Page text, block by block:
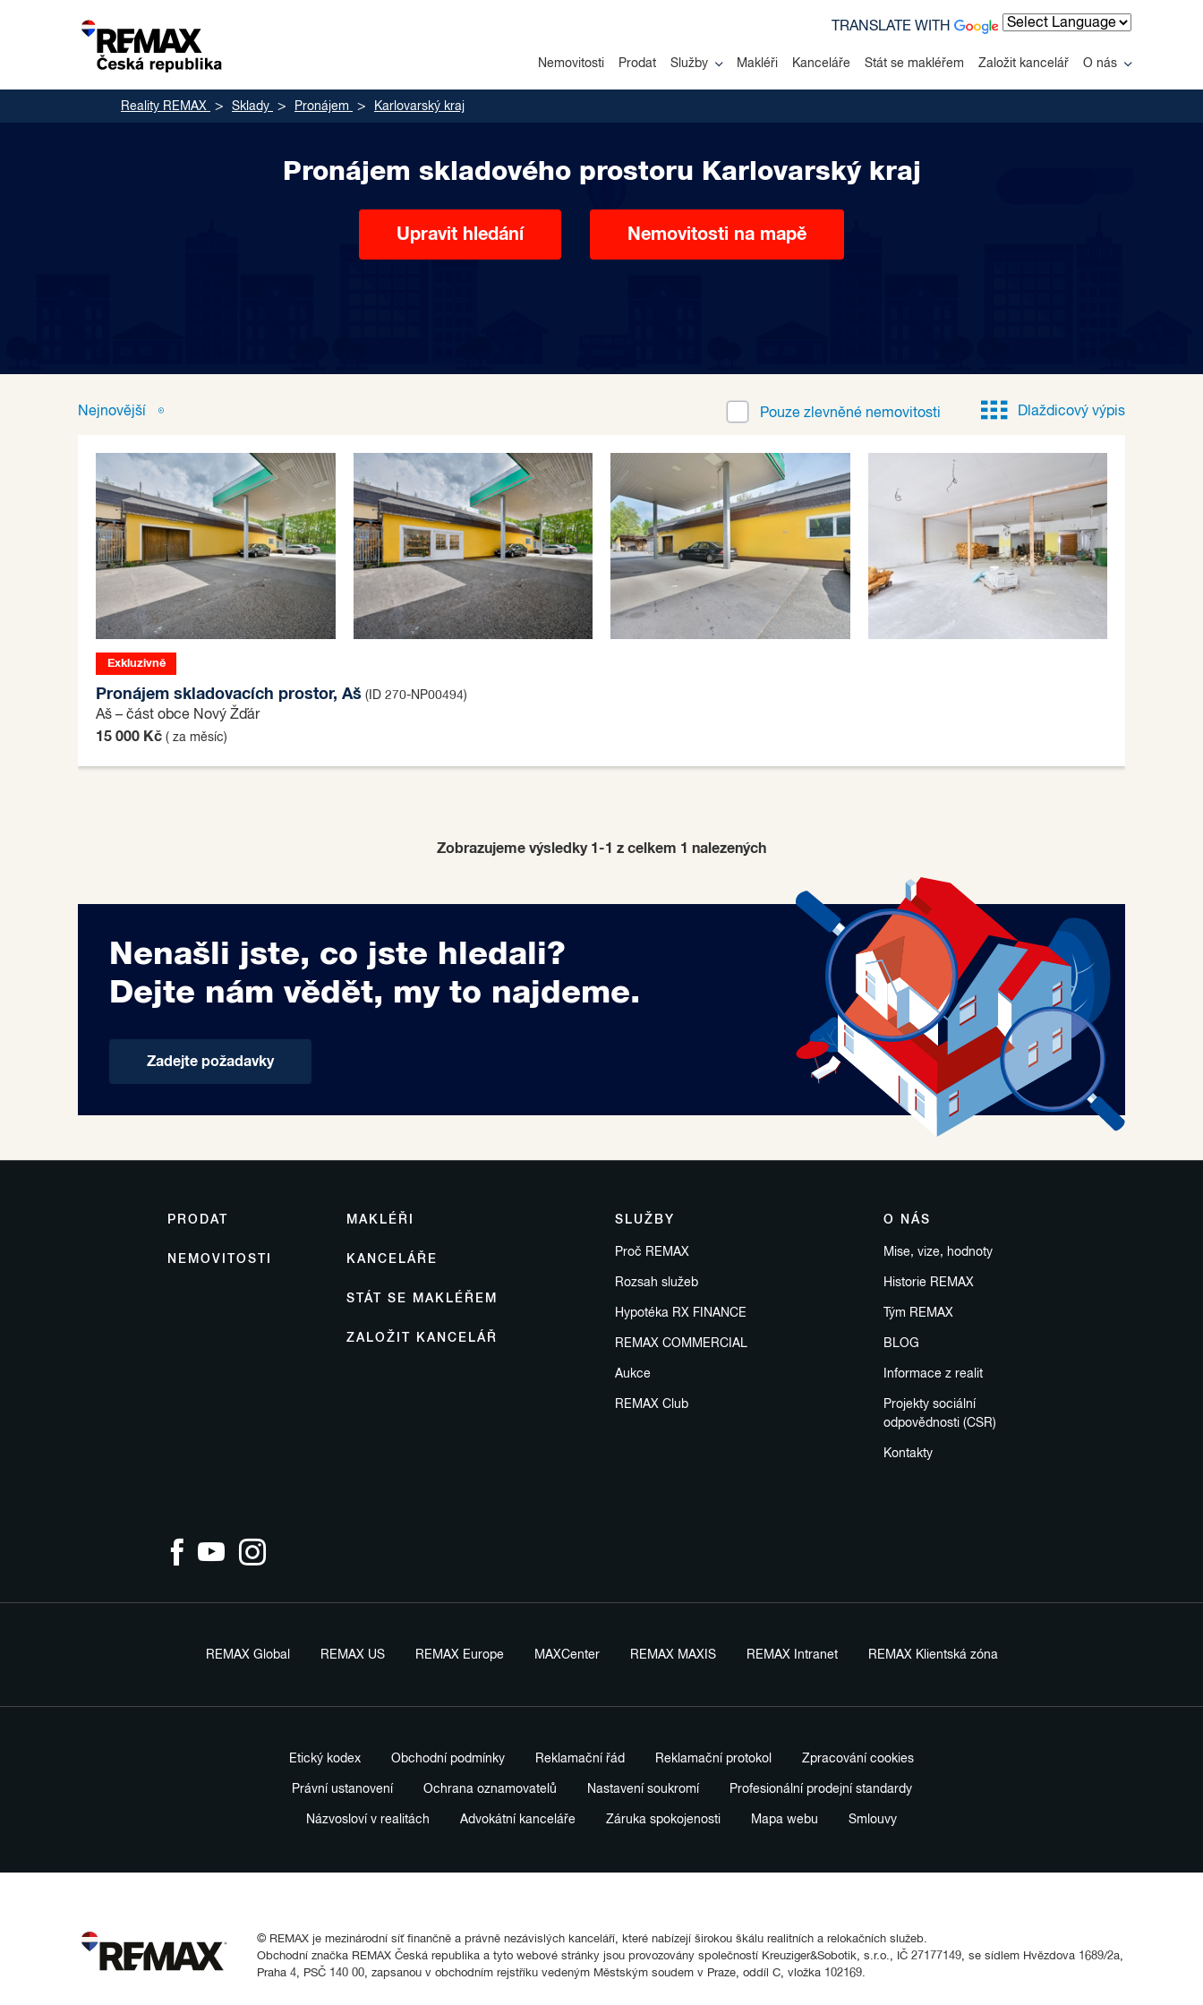
Nemovitosti Prodat Služby Makléři Kanceláře Stát se makléřem Založit kancelář O nás
TRANSLATE WITH
Reality REMAX Sklady Pronájem Karlovarský kraj
Pronájem skladového prostoru Karlovarský kraj
Upravit hledání Nemovitosti na mapě
Nejnovější Pouze zlevněné nemovitosti Dlaždicový výpis
Exkluzivně
Pronájem skladovacích prostor, Aš (ID 270-NP00494)
Aš – část obce Nový Žďár
15 000 Kč ( za měsíc)
Zobrazujeme výsledky 1-1 z celkem 1 nalezených
Nenašli jste, co jste hledali?
Dejte nám vědět, my to najdeme.
Zadejte požadavky
PRODAT
NEMOVITOSTI
SLUŽBY
Proč REMAX
Rozsah služeb
Hypotéka RX FINANCE
REMAX COMMERCIAL
Aukce
REMAX Club
MAKLÉŘI
KANCELÁŘE
STÁT SE MAKLÉŘEM
ZALOŽIT KANCELÁŘ
O NÁS
Mise, vize, hodnoty
Historie REMAX
Tým REMAX
BLOG
Informace z realit
Projekty sociální
odpovědnosti (CSR)
Kontakty
REMAX Global REMAX US REMAX Europe MAXCenter REMAX MAXIS REMAX Intranet REMAX Klientská zóna
Etický kodex Obchodní podmínky Reklamační řád Reklamační protokol Zpracování cookies
Právní ustanovení Ochrana oznamovatelů Nastavení soukromí Profesionální prodejní standardy
Názvosloví v realitách Advokátní kanceláře Záruka spokojenosti Mapa webu Smlouvy
© REMAX je mezinárodní síť finančně a právně nezávislých kanceláří, které nabízejí širokou škálu realitních a relokačních služeb.
Obchodní značka REMAX Česká republika a tyto webové stránky jsou provozovány společností Kreuziger&Sobotik, s.r.o., IČ 27177149, se sídlem Hvězdova 1689/2a,
Praha 4, PSČ 140 00, zapsanou v obchodním rejstříku vedeným Městským soudem v Praze, oddíl C, vložka 102169.